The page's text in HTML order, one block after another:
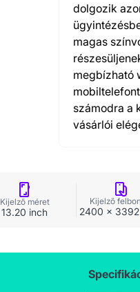
dolgozik
magas
megbízható
számodra a
vásárlói
Kijelző méret
13.20 inch
Kijelző
2400 x